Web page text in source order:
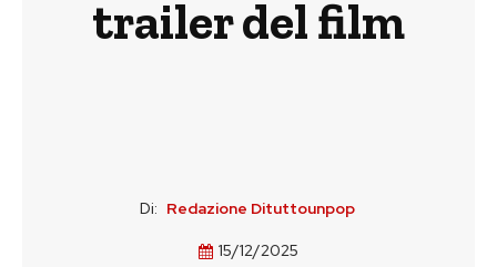
trailer del film
Di: Redazione Dituttounpop
15/12/2025